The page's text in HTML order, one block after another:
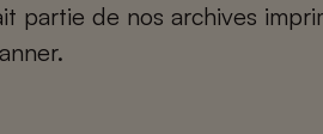
partie de nos archives